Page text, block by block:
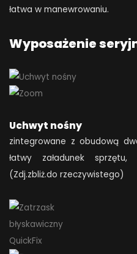
łatwa w manewrowaniu.
Wyposażenie
Uchwyt nośny
zintegrowane z obudową
łatwy załadunek
(Zdj.zbliż.do rzeczywistego)